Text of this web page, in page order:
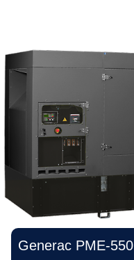
Generac PME-550